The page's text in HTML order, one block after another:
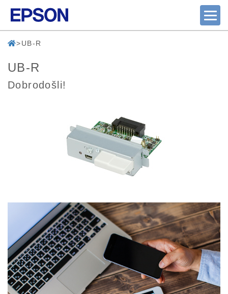
UB-R
UB-R
Dobrodošli!